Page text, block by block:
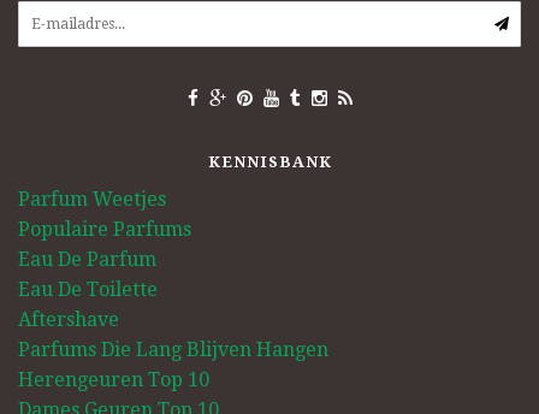
KENNISBANK
Parfum Weetjes
Populaire Parfums
Eau De Parfum
Eau De Toilette
Aftershave
Parfums Die Lang Blijven Hangen
Herengeuren Top 10